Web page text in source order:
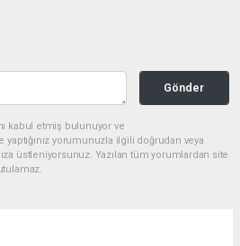
Gönder
kabul etmiş bulunuyor ve
yorumunuzla ilgili doğrudan veya
üstleniyorsunuz. Yazılan tüm yorumlardan site